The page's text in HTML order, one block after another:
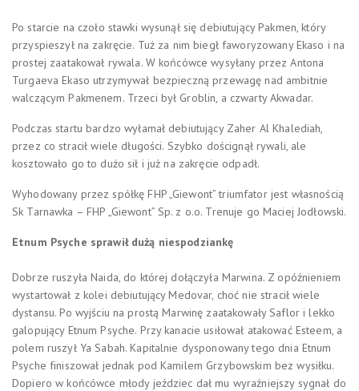
Po starcie na czoło stawki wysunął się debiutujący Pakmen, który
przyspieszył na zakręcie. Tuż za nim biegł faworyzowany Ekaso i na
prostej zaatakował rywala. W końcówce wysyłany przez Antona
Turgaeva Ekaso utrzymywał bezpieczną przewagę nad ambitnie
walczącym Pakmenem. Trzeci był Groblin, a czwarty Akwadar.
Podczas startu bardzo wyłamał debiutujący Zaher Al Khalediah,
przez co stracił wiele długości. Szybko doścignął rywali, ale
kosztowało go to dużo sił i już na zakręcie odpadł.
Wyhodowany przez spółkę FHP „Giewont” triumfator jest własnością
Sk Tarnawka – FHP „Giewont” Sp. z o.o. Trenuje go Maciej Jodłowski.
Etnum Psyche sprawił dużą niespodziankę
Dobrze ruszyła Naida, do której dołączyła Marwina. Z opóźnieniem
wystartował z kolei debiutujący Medovar, choć nie stracił wiele
dystansu. Po wyjściu na prostą Marwinę zaatakowały Saflor i lekko
galopujący Etnum Psyche. Przy kanacie usiłował atakować Esteem, a
polem ruszył Ya Sabah. Kapitalnie dysponowany tego dnia Etnum
Psyche finiszował jednak pod Kamilem Grzybowskim bez wysiłku.
Dopiero w końcówce młody jeździec dał mu wyraźniejszy sygnał do